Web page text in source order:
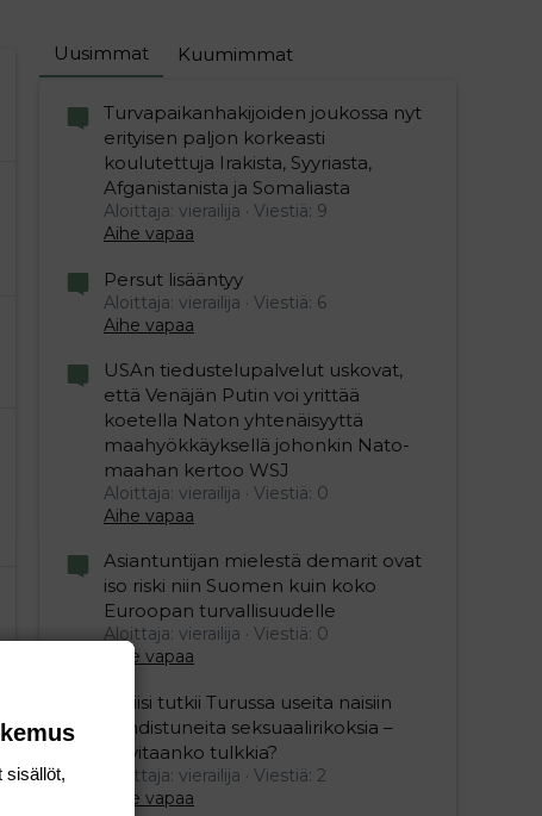
Uusimmat Kuumimmat
Turvapaikanhakijoiden joukossa nyt
erityisen paljon korkeasti
koulutettuja Irakista, Syyriasta,
Afganistanista ja Somaliasta
Aloittaja: vierailija
Viestiä: 9
Aihe vapaa
Persut lisääntyy
Aloittaja: vierailija
Viestiä: 6
Aihe vapaa
USAn tiedustelupalvelut uskovat,
että Venäjän Putin voi yrittää
koetella Naton yhtenäisyyttä
maahyökkäyksellä johonkin Nato-
maahan kertoo WSJ
Aloittaja: vierailija
Viestiä: 0
Aihe vapaa
Asiantuntijan mielestä demarit ovat
iso riski niin Suomen kuin koko
Euroopan turvallisuudelle
Aloittaja: vierailija
Viestiä: 0
Aihe vapaa
Poliisi tutkii Turussa useita naisiin
kohdistuneita seksuaalirikoksia –
tarvitaanko tulkkia?
Aloittaja: vierailija
Viestiä: 2
Aihe vapaa
sisällöt,